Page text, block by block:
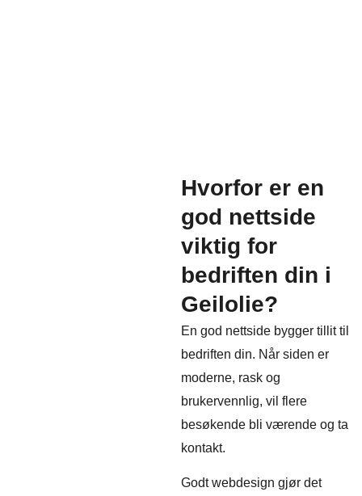
Hvorfor er en
god nettside
viktig for
bedriften din i
Geilolie?
En god nettside bygger tillit til
bedriften din. Når siden er
moderne, rask og
brukervennlig, vil flere
besøkende bli værende og ta
kontakt.
Godt webdesign gjør det